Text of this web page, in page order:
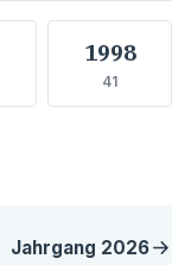
1998
41
Jahrgang 2026